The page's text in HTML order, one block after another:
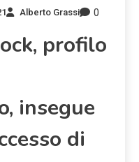
Alberto Grassi 0
profilo
insegue
di